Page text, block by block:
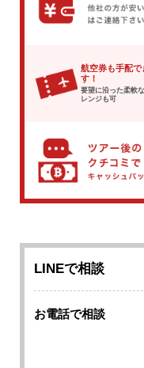
航空券も手配で
す！
要望に沿った柔軟
レンジも可
LINEで相談
お電話で相談